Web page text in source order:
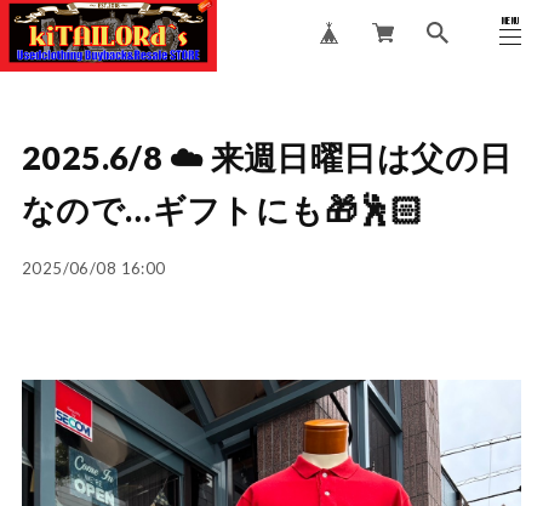
MENU
CLOSE
2025.6/8 ☁️ 来週日曜日は父の日
なので…ギフトにも🎁🕺🏻
2025/06/08 16:00